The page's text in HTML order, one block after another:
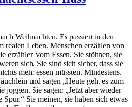
Weihnachten. Es passiert in den
realen Leben. Menschen erzählen von
erzählen vom Essen. Sie stöhnen, sie
sich. Sie sind sich sicher, dass sie
mehr essen müssten. Mindestens.
und sagen „Heute geht es zum
joggen. Sie sagen: „Jetzt aber wieder
Sie meinen, sie haben sich etwas